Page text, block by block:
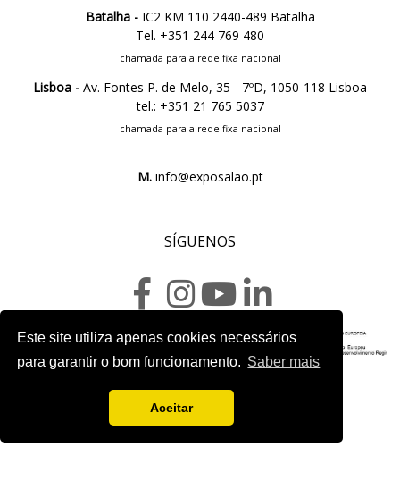
Este site utiliza apenas cookies necessários
para garantir o bom funcionamento. Saber mais
Aceitar
Batalha -IC2 KM 110 2440-489 Batalha
Tel. +351 244 769 480
chamada para a rede fixa nacional
Lisboa - Av. Fontes P. de Melo, 35 - 7ºD, 1050-118 Lisboa
tel.: +351 21 765 5037
chamada para a rede fixa nacional
M.info@exposalao.pt
SÍGUENOS
Hoja de proyecto